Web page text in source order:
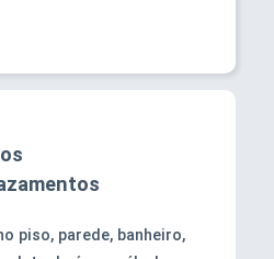
piso, parede, banheiro,